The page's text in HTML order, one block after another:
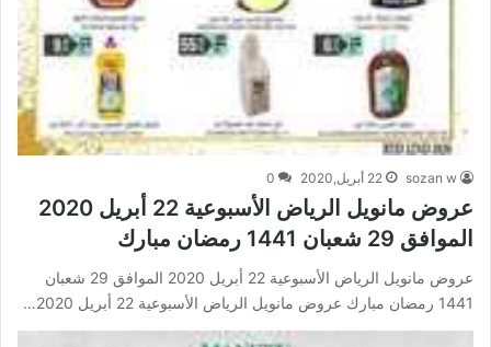
sozan w 22 أبريل,2020 0
عروض مانويل الرياض الأسبوعية 22 أبريل 2020
الموافق 29 شعبان 1441 رمضان مبارك
عروض مانويل الرياض الأسبوعية 22 أبريل 2020 الموافق 29 شعبان
1441 رمضان مبارك عروض مانويل الرياض الأسبوعية 22 أبريل 2020…